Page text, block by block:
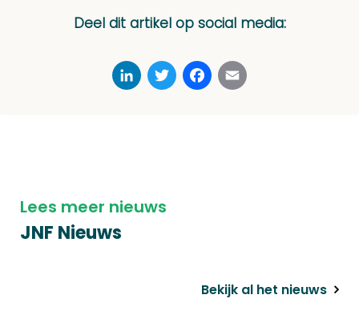
Deel dit artikel op social media:
LinkedInTwitterFacebook
Lees meer nieuws
JNF Nieuws
Bekijk al het nieuws